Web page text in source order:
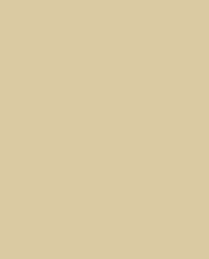
fonte d'aluminium
de broche de
une broche
de coupe
technologie de